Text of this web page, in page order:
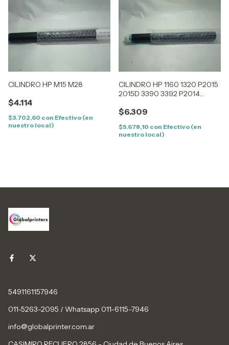
CILINDRO HP M15 M28
$4.114
$3.702,60 con Efectivo (en
nuestro local)
CILINDRO HP 1160 1320 P2015
2015D 3390 3392 P2014
$6.309
$5.678,10 con Efectivo (en
nuestro local)
5491161157946
011-5263-2095 / Whatsapp 011-6115-7946
info@globalprinter.com.ar